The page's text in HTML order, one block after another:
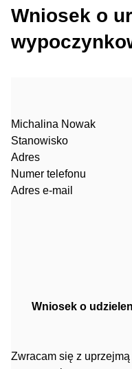
Wniosek o
Michalina Nowak
Stanowisko
Adres
Numer telefonu
Adres e-mail
Wniosek o
Zwracam się z